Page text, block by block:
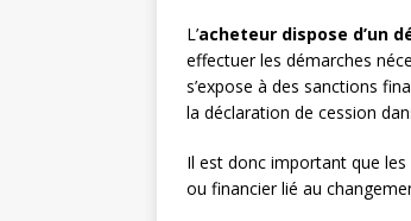
L’acheteur dispose d’un
effectuer les démarches
s’expose à des sanctions
la déclaration de cession
Il est donc important que
ou financier lié au